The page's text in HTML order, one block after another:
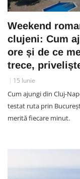
Weekend
clujeni: Cum
ore și de ce
trece,
15 Iunie
Cum ajungi din Cluj-
testat ruta prin
merită fiecare minut.